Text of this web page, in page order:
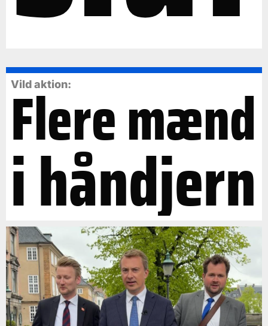
Vild aktion:
Flere mænd
i håndjern